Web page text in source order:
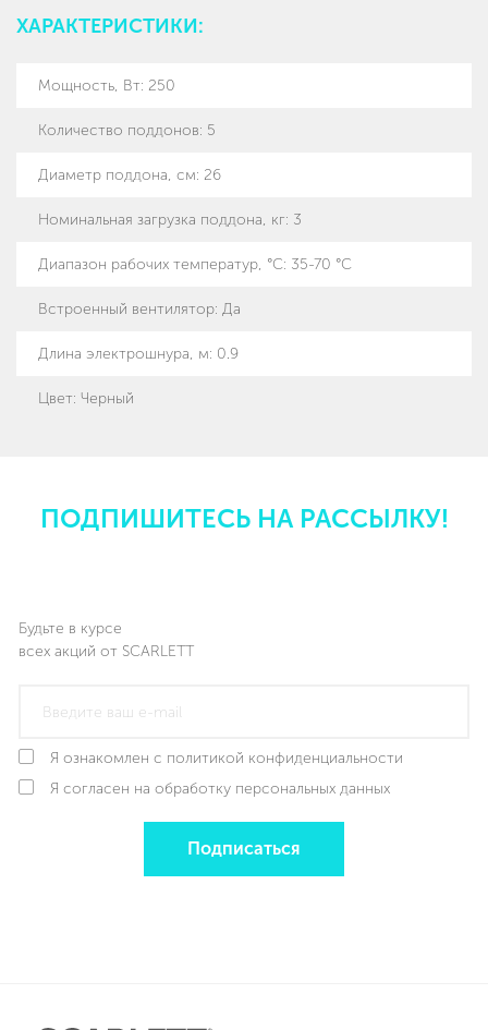
ХАРАКТЕРИСТИКИ:
Мощность, Вт: 250
Количество поддонов: 5
Диаметр поддона, см: 26
Номинальная загрузка поддона, кг: 3
Диапазон рабочих температур, °С: 35-70 °С
Встроенный вентилятор: Да
Длина электрошнура, м: 0.9
Цвет: Черный
ПОДПИШИТЕСЬ НА РАССЫЛКУ!
Будьте в курсе
всех акций от SCARLETT
Я ознакомлен с политикой конфиденциальности
Я согласен на обработку персональных данных
Подписаться